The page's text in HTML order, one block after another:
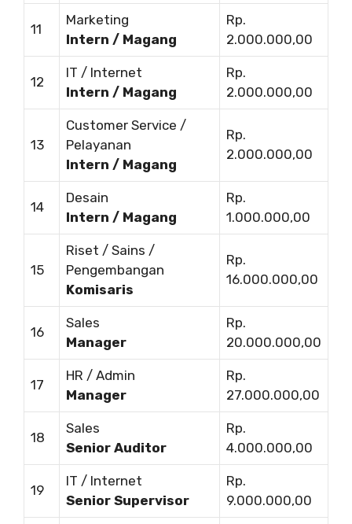
11
Marketing
Intern / Magang
Rp.
2.000.000,00
12
IT / Internet
Intern / Magang
Rp.
2.000.000,00
13
Customer Service /
Pelayanan
Intern / Magang
Rp.
2.000.000,00
14
Desain
Intern / Magang
Rp.
1.000.000,00
15
Riset / Sains /
Pengembangan
Komisaris
Rp.
16.000.000,00
16
Sales
Manager
Rp.
20.000.000,00
17
HR / Admin
Manager
Rp.
27.000.000,00
18
Sales
Senior Auditor
Rp.
4.000.000,00
19
IT / Internet
Senior Supervisor
Rp.
9.000.000,00